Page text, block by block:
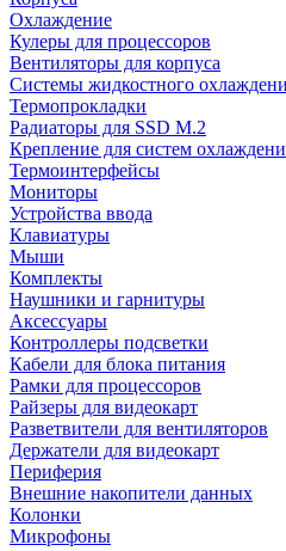
Охлаждение
Кулеры для процессоров
Вентиляторы для корпуса
Системы жидкостного
Термопрокладки
Радиаторы для SSD M.2
Крепление для систем
Термоинтерфейсы
Мониторы
Устройства ввода
Клавиатуры
Мыши
Комплекты
Наушники и гарнитуры
Аксессуары
Контроллеры подсветки
Кабели для блока питания
Рамки для процессоров
Райзеры для видеокарт
Разветвители для вентиляторов
Держатели для видеокарт
Периферия
Внешние накопители данных
Колонки
Микрофоны